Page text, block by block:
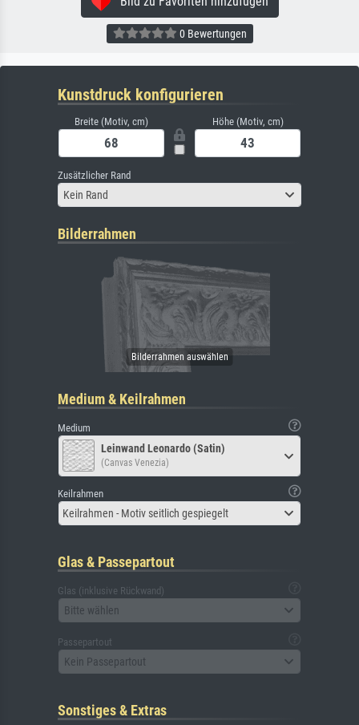
0 Bewertungen
Kunstdruck konfigurieren
Breite (Motiv, cm) Höhe (Motiv, cm)
Zusätzlicher Rand
Kein Rand
Bilderrahmen
Medium & Keilrahmen
Medium
Leinwand Leonardo (Satin)
(Canvas Venezia)
Keilrahmen
Keilrahmen - Motiv seitlich gespiegelt
Glas & Passepartout
Glas (inklusive Rückwand)
Bitte wählen
Passepartout
Kein Passepartout
Sonstiges & Extras